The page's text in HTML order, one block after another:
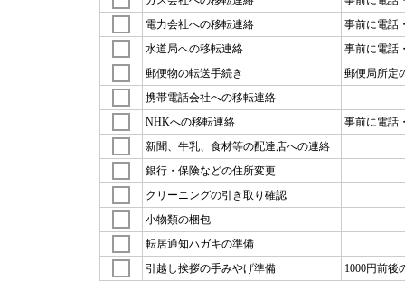
電力会社への移転連絡
事前に電話
水道局への移転連絡
事前に電話
郵便物の転送手続き
郵便局所定
携帯電話会社への移転連絡
NHKへの移転連絡
事前に電話
新聞、牛乳、食材等の配達店への連絡
銀行・保険などの住所変更
クリーニングの引き取り確認
小物類の梱包
転居通知ハガキの準備
引越し挨拶の手みやげ準備
1000円前後